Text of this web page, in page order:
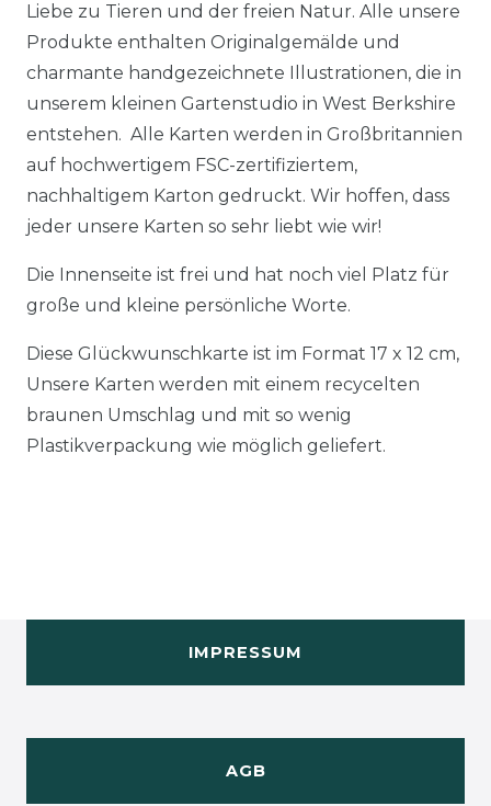
Liebe zu Tieren und der freien Natur. Alle unsere
Produkte enthalten Originalgemälde und
charmante handgezeichnete Illustrationen, die in
unserem kleinen Gartenstudio in West Berkshire
entstehen. Alle Karten werden in Großbritannien
auf hochwertigem FSC-zertifiziertem,
nachhaltigem Karton gedruckt. Wir hoffen, dass
jeder unsere Karten so sehr liebt wie wir!
Die Innenseite ist frei und hat noch viel Platz für
große und kleine persönliche Worte.
Diese Glückwunschkarte ist im Format 17 x 12 cm,
Unsere Karten werden mit einem recycelten
braunen Umschlag und mit so wenig
Plastikverpackung wie möglich geliefert.
IMPRESSUM
AGB